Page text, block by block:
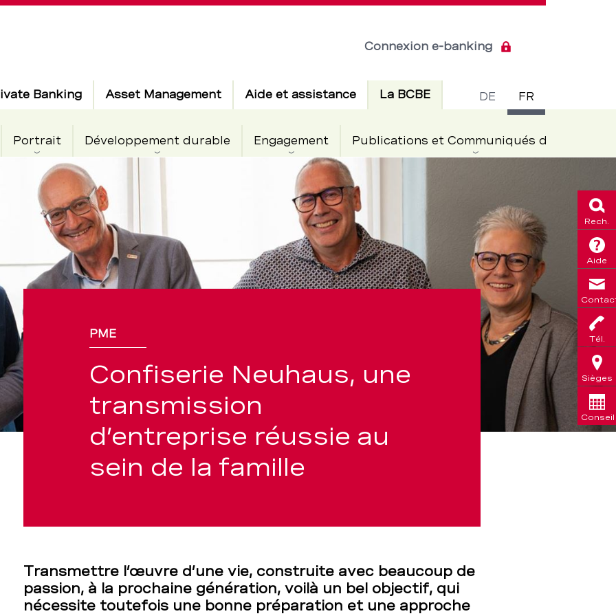
de
langue
DE FR
Connexion e-banking
Banking Asset Management Aide et assistance La BCBEActif
Portrait Développement durable Engagement Publications et Communiqués de presse
Rech.
Aide
Tél.
Sièges
Conseil
PME
Confiserie Neuhaus, une
transmission
d’entreprise réussie au
sein de la famille
Transmettre l’œuvre d’une vie, construite avec beaucoup de
passion, à la prochaine génération, voilà un bel objectif, qui
nécessite toutefois une bonne préparation et une approche